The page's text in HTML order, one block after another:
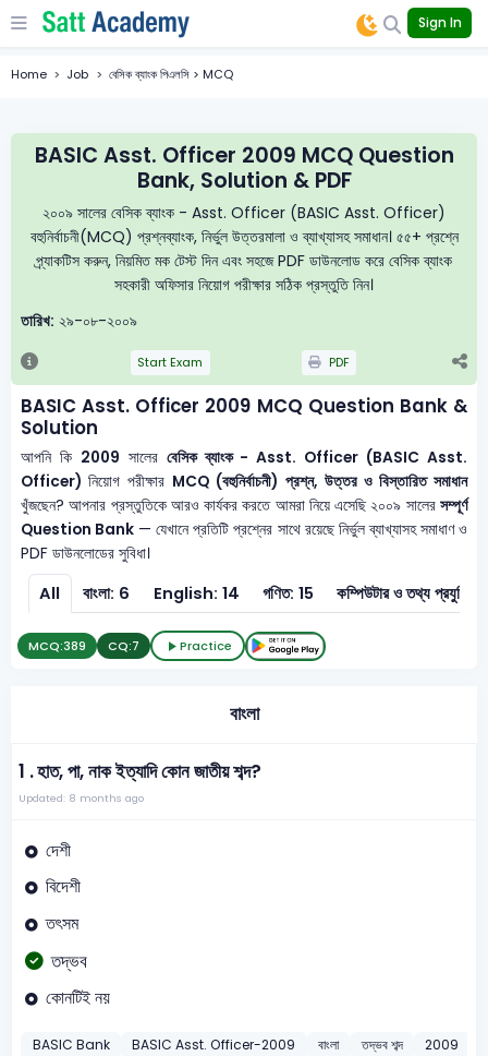
Sign In
Home Job বেসিক ব্যাংক পিএলসি > MCQ
BASIC Asst. Officer 2009 MCQ Question
Bank, Solution & PDF
২০০৯ সালের বেসিক ব্যাংক - Asst. Officer (BASIC Asst. Officer)
বহুনির্বাচনী(MCQ) প্রশ্নব্যাংক, নির্ভুল উত্তরমালা ও ব্যাখ্যাসহ সমাধান। ৫৫+ প্রশ্নে
প্র্যাকটিস করুন, নিয়মিত মক টেস্ট দিন এবং সহজে PDF ডাউনলোড করে বেসিক ব্যাংক
সহকারী অফিসার নিয়োগ পরীক্ষার সঠিক প্রস্তুতি নিন।
তারিখ: ২৯-০৮-২০০৯
Start Exam PDF
BASIC Asst. Officer 2009 MCQ Question Bank &
Solution
আপনি কি 2009 সালের বেসিক ব্যাংক - Asst. Officer (BASIC Asst.
Officer)নিয়োগ পরীক্ষার MCQ (বহুনির্বাচনী) প্রশ্ন, উত্তর ও বিস্তারিত সমাধান
খুঁজছেন? আপনার প্রস্তুতিকে আরও কার্যকর করতে আমরা নিয়ে এসেছি ২০০৯ সালের সম্পূর্ণ
Question Bank — যেখানে প্রতিটি প্রশ্নের সাথে রয়েছে নির্ভুল ব্যাখ্যাসহ সমাধাণ ও
PDF ডাউনলোডের সুবিধা।
All বাংলা: 6 English: 14 গণিত: 15 কম্পিউটার ও
MCQ:389 CQ:7 Practice
বাংলা
1 .হাত, পা, নাক ইত্যাদি কোন জাতীয় শব্দ?
Updated: 8 months ago
দেশী
বিদেশী
তৎসম
তদ্ভব
কোনটিই নয়
BASIC Bank BASIC Asst. Officer-2009 বাংলা তদ্ভব শব্দ 2009